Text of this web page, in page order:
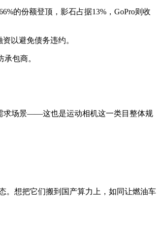
的份额登顶，影石占据13%，GoPro则收
以避免债务违约。
包商。
求场景——这也是运动相机这一类目整体规
。想把它们搬到国产算力上，如同让燃油车